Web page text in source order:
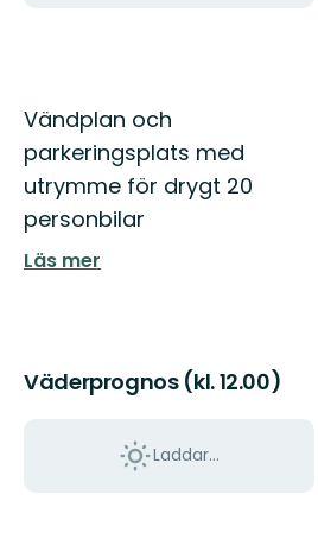
Beskrivning
Vändplan och
parkeringsplats med
utrymme för drygt 20
personbilar
Läs mer
Väderprognos (kl. 12.00)
Laddar...